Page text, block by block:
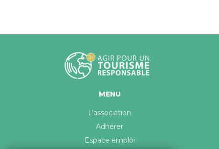
MENU
L’association
Adhérer
Espace emploi